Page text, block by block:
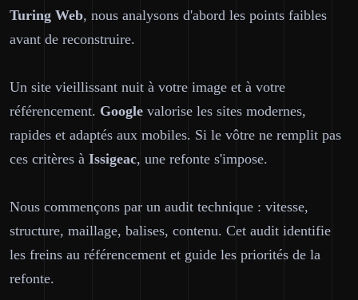
Turing Web, nous analysons d'abord les points faibles
avant de reconstruire.
Un site vieillissant nuit à votre image et à votre
référencement. Google valorise les sites modernes,
rapides et adaptés aux mobiles. Si le vôtre ne remplit pas
ces critères à Issigeac, une refonte s'impose.
Nous commençons par un audit technique : vitesse,
structure, maillage, balises, contenu. Cet audit identifie
les freins au référencement et guide les priorités de la
refonte.